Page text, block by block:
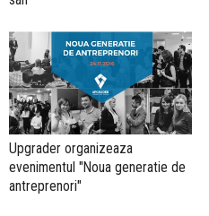
Upgrader organizeaza
evenimentul "Noua generatie de
antreprenori"